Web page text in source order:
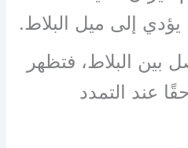
يؤدي إلى ميل البلاط.
بين البلاط، فتظهر
عند التمدد